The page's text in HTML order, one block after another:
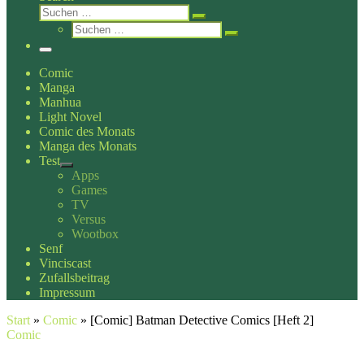
Suche
Suchen …
Suche
Suchen …
Menü
Comic
Manga
Manhua
Light Novel
Comic des Monats
Manga des Monats
Test
Apps
Games
TV
Versus
Wootbox
Senf
Vinciscast
Zufallsbeitrag
Impressum
Start » Comic » [Comic] Batman Detective Comics [Heft 2]
Comic